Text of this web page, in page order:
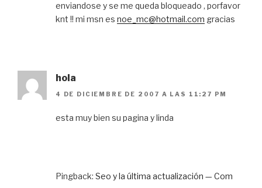
enviandose y se me queda bloqueado , porfavor
knt !! mi msn es noe_mc@hotmail.com gracias
hola
4 DE DICIEMBRE DE 2007 A LAS 11:27 PM
esta muy bien su pagina y linda
Pingback: Seo y la última actualización — Com